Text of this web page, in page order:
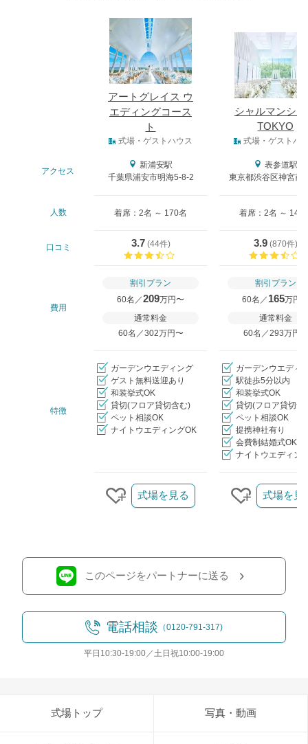
アートグレイス ウ
エディングコース
ト
シャルマンシ
TOKYO
式場・ゲストハウス 式場・ゲストハ
アクセス
新浦安駅
千葉県浦安市明海5-8-2
表参道駅
東京都渋谷区神宮前
人数 着席：2名 ～ 170名 着席：2名 ～ 140
口コミ 3.7(44件)
3.9 (870件)
費用
割引プラン
60名／209万円〜
通常料金
60名／302万円〜
割引プラン
60名／ 165万円
通常料金
60名／293万円〜
特徴
ガーデンウエディング
ゲスト無料送迎あり
和装挙式OK
貸切(フロア貸切含む)
ペット相談OK
ナイトウエディングOK
ガーデンウエディ
駅徒歩5分以内
和装挙式OK
貸切(フロア貸切含
ペット相談OK
提携神社有り
会費制結婚式OK
ナイトウエディン
クリップする
式場を見る
クリップす
式場を見
このページをパートナーに送る
電話相談 （0120-791-317)
平日10:30-19:00／土日祝10:00-19:00
式場トップ 写真・動画